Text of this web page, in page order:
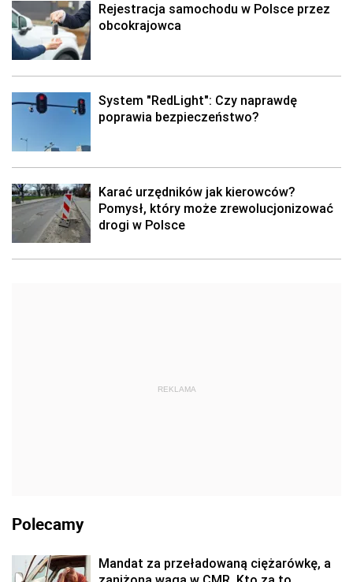
Rejestracja samochodu w Polsce przez
obcokrajowca
System "RedLight": Czy naprawdę
poprawia bezpieczeństwo?
Karać urzędników jak kierowców?
Pomysł, który może zrewolucjonizować
drogi w Polsce
REKLAMA
Polecamy
Mandat za przeładowaną ciężarówkę, a